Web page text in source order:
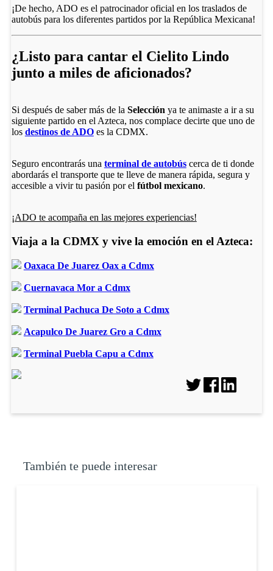
¡De hecho, ADO es el patrocinador oficial en los traslados de
autobús para los diferentes partidos por la República Mexicana!
¿Listo para cantar el Cielito Lindo
junto a miles de aficionados?
Si después de saber más de la Selección ya te animaste a ir a su
siguiente partido en el Azteca, nos complace decirte que uno de
los destinos de ADOes la CDMX.
Seguro encontrarás una terminal de autobúscerca de ti donde
abordarás el transporte que te lleve de manera rápida, segura y
accesible a vivir tu pasión por el fútbol mexicano.
¡ADO te acompaña en las mejores experiencias!
Viaja a la CDMX y vive la emoción en el Azteca:
Oaxaca De Juarez Oax a Cdmx
Cuernavaca Mor a Cdmx
Terminal Pachuca De Soto a Cdmx
Acapulco De Juarez Gro a Cdmx
Terminal Puebla Capu a Cdmx
También te puede interesar